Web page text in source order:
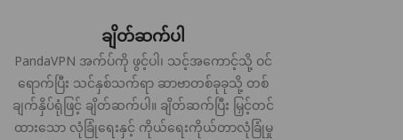
ချိတ်ဆက်ပါ
PandaVPN အက်ပ်ကို ဖွင့်ပါ၊ သင့်အကောင့်သို့ ဝင်
ရောက်ပြီး သင်နှစ်သက်ရာ ဆာဗာတစ်ခုခုသို့ တစ်
ချက်နှိပ်ရုံဖြင့် ချိတ်ဆက်ပါ။ ချိတ်ဆက်ပြီး မြှင့်တင်
ထားသော လုံခြုံရေးနှင့် ကိုယ်ရေးကိုယ်တာလုံခြုံမှု